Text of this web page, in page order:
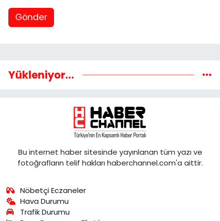
Gönder
Yükleniyor...
Bu internet haber sitesinde yayınlanan tüm yazı ve
fotoğrafların telif hakları haberchannel.com'a aittir.
Nöbetçi Eczaneler
Hava Durumu
Trafik Durumu